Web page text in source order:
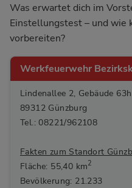
Was erwartet dich im
Einstellungstest – und wie
vorbereiten?
Werkfeuerwehr
Lindenallee 2, Gebäude 63h
89312 Günzburg
Tel.: 08221/962108
Fakten zum Standort
Fläche: 55,40 km2
Bevölkerung: 21.233